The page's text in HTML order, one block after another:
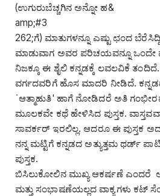
(ಉಗುರುಬೆಚ್ಚಗಿನ ಅನ್ನೋ ಹ&
amp;#3
262;ಗೆ) ಮಾತುಗಳನ್ನೂ ಎಷ್ಟು ಛಂದ
ಮಾಡುವಾಗ ಅವರ ಪರಿಚಯವನ್ನೂ ಒಂದೇ
ನಿಜಕ್ಕೂ ಈ ಶೈಲಿ ಕನ್ನಡಕ್ಕೆ ಲವಲವಿಕೆ
ವರ್ಗದವರಿಗೆ ಹೊಸ ಮಾದರಿ ನೀಡಿದೆ.
`ಆತ್ಮಾಹುತಿ' ಹಾಗೆ ನೋಡಿದರೆ ಅತಿ
ಮೂಲಕವೇ ಕಥೆ ಹೇಳಿಸಿದ ಪುಸ್ತಕ.
ಸಾವರ್ಕರ್ ಇರಲಿಲ್ಲ. ಆದರೂ ಈ ಪುಸ್ತಕ
ನನ್ನ ಮಟ್ಟಿಗೆ ಕನ್ನಡದ ಅತ್ಯುತ್ತಮ ಥರ್ಡ್
ಪುಸ್ತಕ.
ಬಿಸಿಲುಕೋಲಿನ ಮುಖ್ಯ ಆಕರ್ಷಣೆ ಎಂದರೆ
ಮತ್ತು ಸಂಭಾಷಣೆಯಲ್ಲದ ವಾಕ್ಯಗಳು ಕಟ್